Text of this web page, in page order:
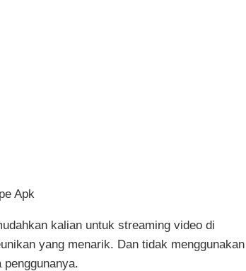
kalian untuk streaming video di
yang menarik. Dan tidak menggunakan